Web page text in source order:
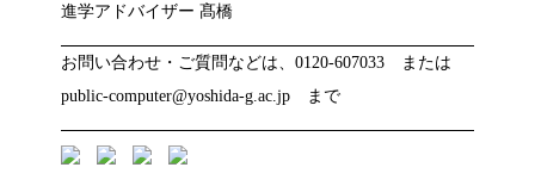
進学アドバイザー 髙橋
お問い合わせ・ご質問などは、0120-607033 または
public-computer@yoshida-g.ac.jp まで